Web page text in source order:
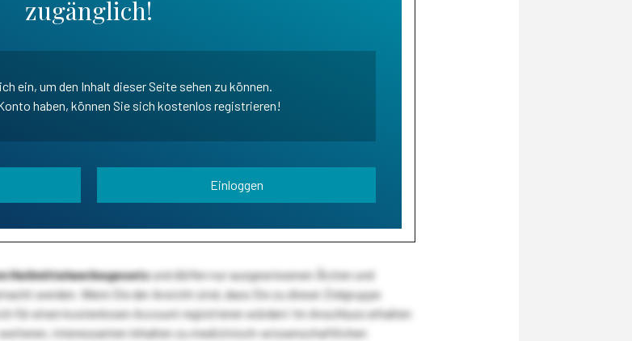
zugänglich!
ein, um den Inhalt dieser Seite sehen zu können.
haben, können Sie sich kostenlos registrieren!
Einloggen
Heilmittelwerbegesetzund dürfen nur ausgewiesenen Ärzten und
werden. Wenn Sie der Ansicht sind, dass Sie zu dieser Zielgruppe
für einen kostenlosen Account registrieren würden! Im Anschluss erhalten
interessanten Inhalten zu medizinisch-wissenschaftlichen